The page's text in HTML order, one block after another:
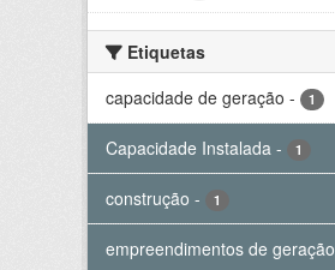
Etiquetas
capacidade de geração - 1
Capacidade Instalada - 1
construção - 1
empreendimentos de geração